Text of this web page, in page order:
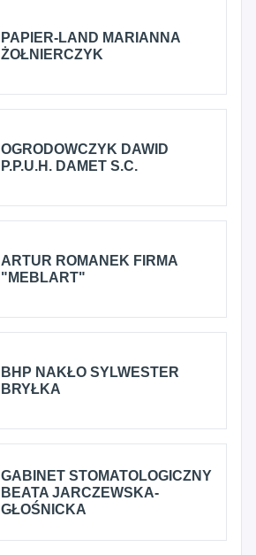
PAPIER-LAND MARIANNA
ŻOŁNIERCZYK
OGRODOWCZYK DAWID
P.P.U.H. DAMET S.C.
ARTUR ROMANEK FIRMA
"MEBLART"
BHP NAKŁO SYLWESTER
BRYŁKA
GABINET STOMATOLOGICZNY
BEATA JARCZEWSKA-
GŁOŚNICKA